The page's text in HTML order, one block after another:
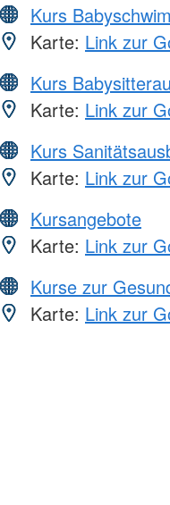
Kurs
Karte: Link zur
Kurs
Karte: Link zur
Kurs
Karte: Link zur
Kursangebote
Karte: Link zur
Kurse zur
Karte: Link zur